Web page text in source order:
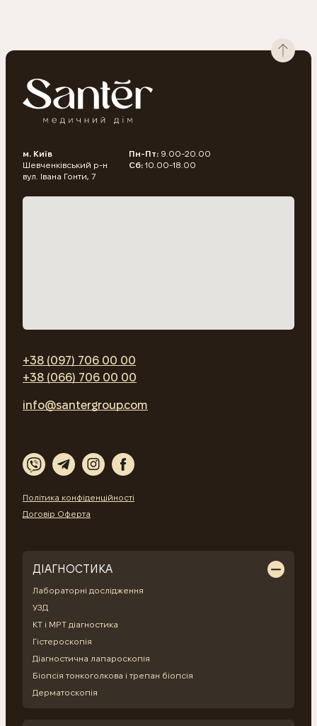
Пн-Пт: 9.00-20.00
Сб: 10.00-18.00
м. Київ
Шевченківський р-н
вул. Івана Гонти, 7
+38 (097) 706 00 00
+38 (066) 706 00 00
info@santergroup.com
Політика конфіденційності
Договір Оферта
ДІАГНОСТИКА
Лабораторні дослідження
УЗД
КТ і МРТ діагностика
Гістероскопія
Діагностична лапароскопія
Біопсія тонкоголкова і трепан біопсія
Дерматоскопія